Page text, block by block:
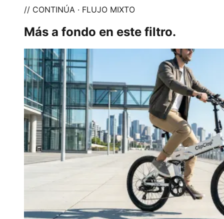
// CONTINÚA · FLUJO MIXTO
Más a fondo en este filtro.